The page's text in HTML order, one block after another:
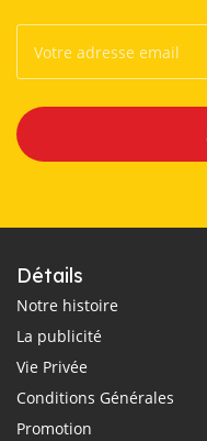
Détails
Notre histoire
La publicité
Vie Privée
Conditions Générales
Promotion